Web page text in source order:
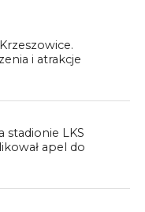
i atrakcje
stadionie LKS
apel do